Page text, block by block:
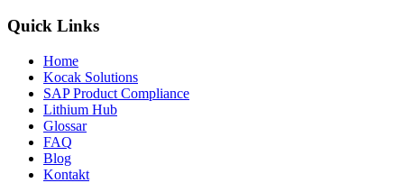
Quick Links
Home
Kocak Solutions
SAP Product Compliance
Lithium Hub
Glossar
FAQ
Blog
Kontakt